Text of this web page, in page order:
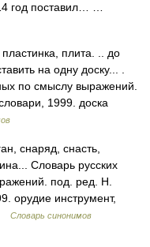
год поставил… …
плита. .. до
на одну доску... .
по смыслу выражений.
1999. доска
снаряд, снасть,
Словарь русских
под. ред. Н.
орудие инструмент,
Словарь синонимов